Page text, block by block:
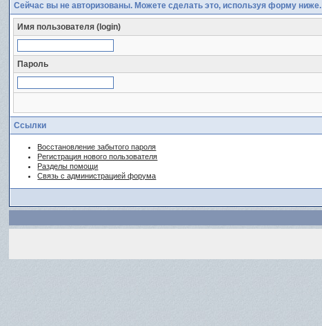
Сейчас вы не авторизованы. Можете сделать это, используя форму ниже.
Имя пользователя (login)
Пароль
Ссылки
Восстановление забытого пароля
Регистрация нового пользователя
Разделы помощи
Связь с администрацией форума